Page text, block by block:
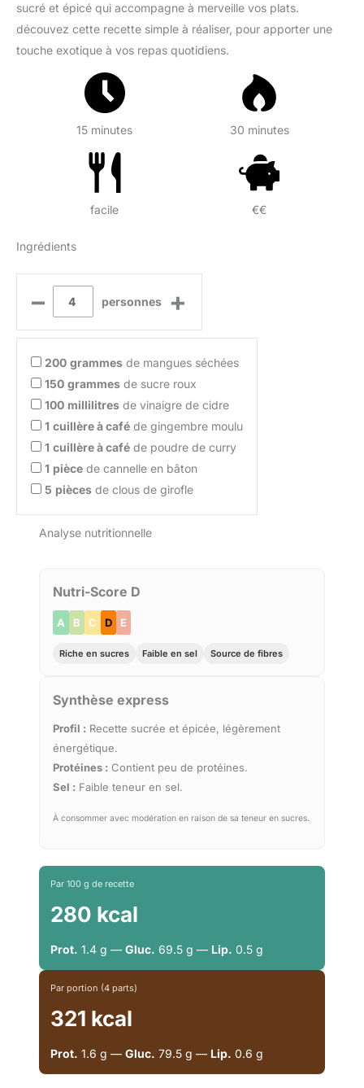
sucré et épicé qui accompagne à merveille vos plats.
découvez cette recette simple à réaliser, pour apporter une
touche exotique à vos repas quotidiens.
15 minutes 30 minutes
facile €€
Ingrédients
– personnes +
200 grammes de mangues séchées
150 grammes de sucre roux
100 millilitres de vinaigre de cidre
1 cuillère à café de gingembre moulu
1 cuillère à café de poudre de curry
1 pièce de cannelle en bâton
5 pièces de clous de girofle
Analyse nutritionnelle
Nutri-Score D
A B C D E
Riche en sucres Faible en sel Source de fibres
Synthèse express
Profil : Recette sucrée et épicée, légèrement
énergétique.
Protéines : Contient peu de protéines.
Sel : Faible teneur en sel.
À consommer avec modération en raison de sa teneur en sucres.
Par 100 g de recette
280 kcal
Prot. 1.4 g — Gluc. 69.5 g — Lip. 0.5 g
Par portion (4 parts)
321 kcal
Prot. 1.6 g — Gluc. 79.5 g — Lip. 0.6 g